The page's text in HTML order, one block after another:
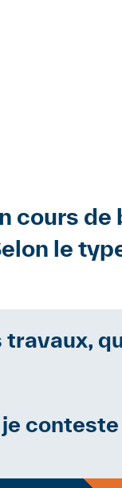
cours de
le
de
dès